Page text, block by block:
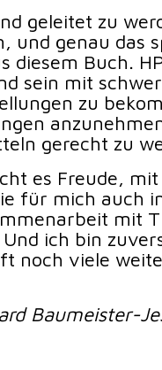
geleitet zu
und genau das
diesem Buch.
sein mit
zu
gerecht zu
es Freude,
für mich auch
mit
ich bin
noch viele
Baumeister-